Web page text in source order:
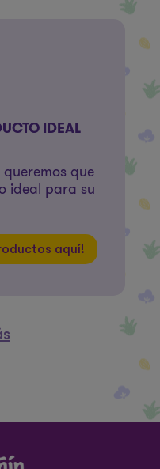
IDEAL
que
ideal para su
aquí!